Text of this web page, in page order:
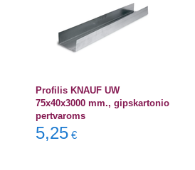
Profilis KNAUF UW
75x40x3000 mm., gipskartonio
pertvaroms
5,25 €